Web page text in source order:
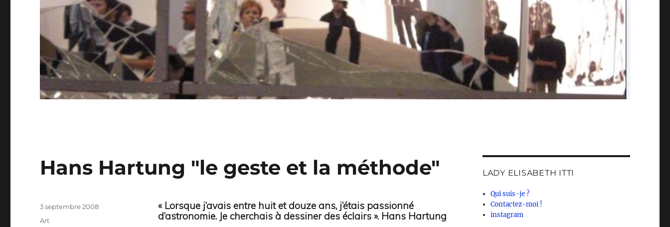
Hans Hartung "le geste et la méthode"
« Lorsque j’avais entre huit et douze ans, j’étais passionné
d’astronomie. Je cherchais à dessiner des éclairs ». Hans Hartung
Publié
3 septembre 2008
Catégories
Art
LADY ELISABETH ITTI
Qui suis-je ?
Contactez-moi !
instagram